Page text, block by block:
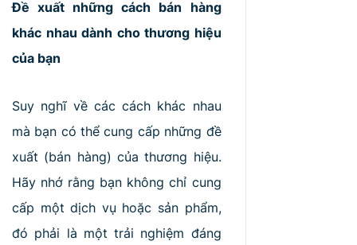
Đề xuất những cách bán hàng
khác nhau dành cho thương hiệu
của bạn
Suy nghĩ về các cách khác nhau
mà bạn có thể cung cấp những đề
xuất (bán hàng) của thương hiệu.
Hãy nhớ rằng bạn không chỉ cung
cấp một dịch vụ hoặc sản phẩm,
đó phải là một trải nghiệm đáng